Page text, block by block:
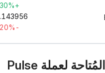
+40.30%
-31.20%
الموارد المُتاحة لعملة Pulse